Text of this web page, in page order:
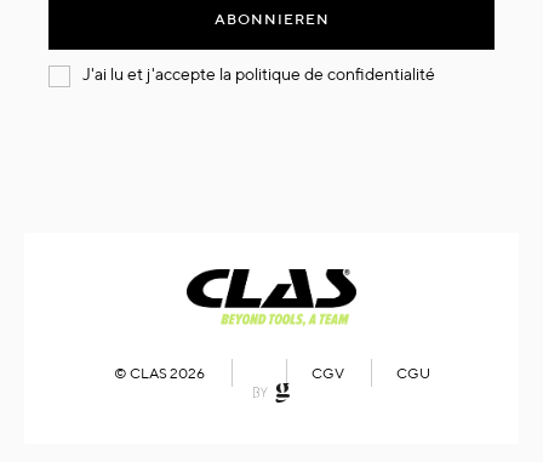
an:
ABONNIEREN
J'ai lu et j'accepte la politique de confidentialité
© CLAS 2026 CGV CGU